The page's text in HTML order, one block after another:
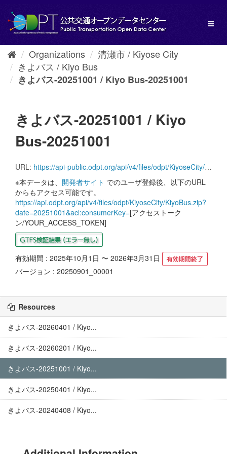
content
Organizations
清瀬市 / Kiyose City
きよバス / Kiyo Bus
きよバス-20251001 / Kiyo Bus-20251001
きよバス-20251001 / Kiyo
Bus-20251001
URL: https://api-public.odpt.org/api/v4/files/odpt/KiyoseCity/KiyoBus.zip?date=20251001
※本データは、 開発者サイト でのユーザ登録後、以下のURL
からもアクセス可能です。
https://api.odpt.org/api/v4/files/odpt/KiyoseCity/KiyoBus.zip?
date=20251001&acl:consumerKey=[アクセストーク
ン/YOUR_ACCESS_TOKEN]
有効期間 : 2025年10月1日 〜 2026年3月31日
バージョン : 20250901_00001
Resources
きよバス-20260401 / Kiyo...
きよバス-20260201 / Kiyo...
きよバス-20251001 / Kiyo...
きよバス-20250401 / Kiyo...
きよバス-20240408 / Kiyo...